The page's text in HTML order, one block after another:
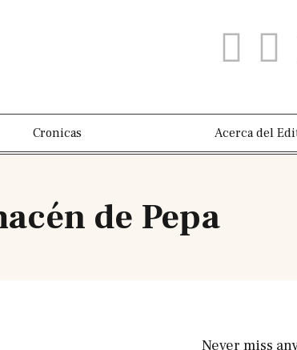
Cronicas Acerca del
de Pepa
Never miss